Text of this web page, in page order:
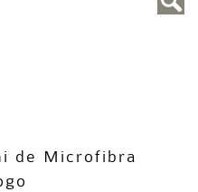
de Microfibra